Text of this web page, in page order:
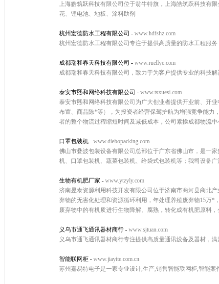
上海皓筑跃科技有限公司位于翁牛特旗，上海皓筑跃科技有
花、锂电池、地板、涂料助剂
杭州宏德防水工程有限公司 - www.hdfshz.com
杭州宏德防水工程有限公司专注于提供高质量的防水工程服
成都瑞和春天科技有限公司 - www.ruellye.com
成都瑞和春天科技有限公司，致力于为客户提供专业的科技
泰安市熙和网络科技有限公司 - www.tsxuesi.com
泰安市熙和网络科技有限公司为广大创业者提供开业前、开
布置、商品陈*等），为投资者经营保驾护航为增强竞争能力
者的整个物流过程缩短时间及减低成本，公司紧挨成都物流
口罩包装机 - www.diebopacking.com
佛山市叠波包装设备有限公司总部位于广东省佛山市，是一
机、口罩包装机、蔬菜包装机、给袋式包装机等；我司设备
生物有机肥厂家 - www.ytzyly.com
济南昱泰资源利用科技开发有限公司位于济南市商河县商北
弃物的无害化处理和资源循环利用，年处理养殖废弃物15万
废弃物中的有机质进行生物降解、腐熟，转化成有机肥原料
义乌市通飞通讯器材商行 - www.sjtuan.com
义乌市通飞通讯器材商行专注提供高质量通讯设备及器材，
智能联网柜 - www.jiayite.com.cn
苏州嘉易特电子是一家专业设计,生产,销售智能联网柜,智能